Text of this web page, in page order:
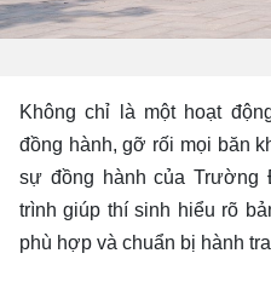
Không chỉ là một hoạt
đồng hành, gỡ rối mọi băn
sự đồng hành của Trường
trình giúp thí sinh hiểu rõ
phù hợp và chuẩn bị hành